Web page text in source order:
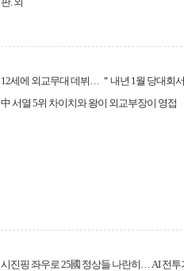
12세에 외교무대 데뷔… ＂내년 1월 당대회
中 서열 5위 차이치와 왕이 외교부장이 영접
시진핑 좌우로 25國 정상들 나란히… AI 전투